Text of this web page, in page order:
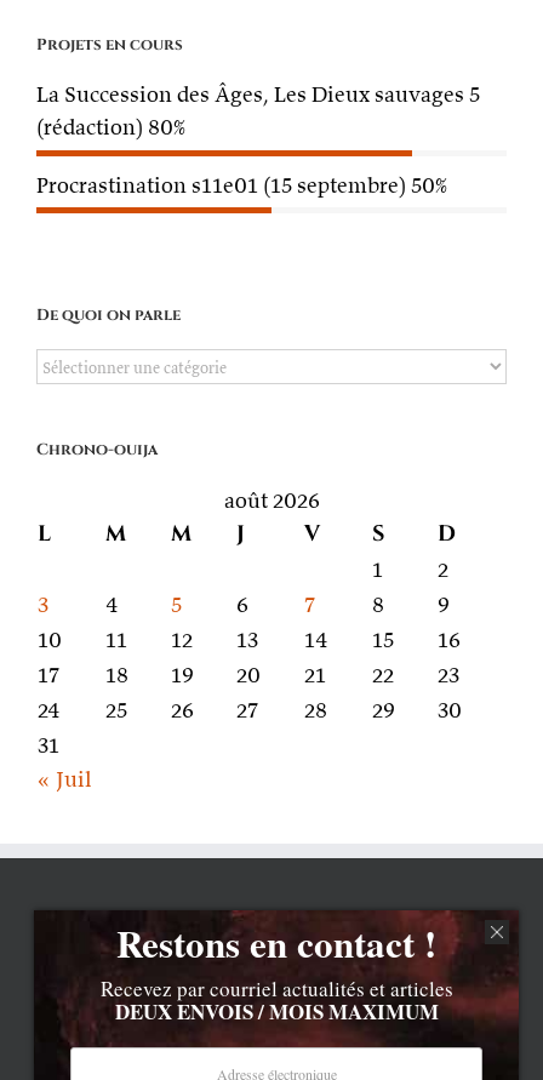
Projets en cours
La Succession des Âges, Les Dieux sauvages 5
(rédaction) 80%
Procrastination s11e01 (15 septembre) 50%
De quoi on parle
De
parle
Chrono-ouija
août 2026
L M M J V S D
1
2
3
4 5 6 7 8
9
10
11 12 13 14 15
16
17
18 19 20 21 22
23
24
25 26 27 28 29
30
31
« Juil
Restons en contact !
Recevez par courriel actualités et articles
DEUX ENVOIS / MOIS MAXIMUM